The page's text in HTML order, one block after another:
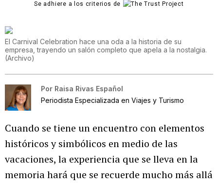
Se adhiere a los criterios de
El Carnival Celebration hace una oda a la historia de su
empresa, trayendo un salón completo que apela a la nostalgia.
(Archivo)
Por Raisa Rivas Español
Periodista Especializada en Viajes y Turismo
Cuando se tiene un encuentro con elementos
históricos y simbólicos en medio de las
vacaciones, la experiencia que se lleva en la
memoria hará que se recuerde mucho más allá